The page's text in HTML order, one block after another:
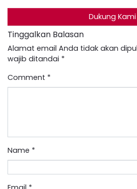
Dukung Kami
Tinggalkan Balasan
Alamat email Anda tidak akan
wajib ditandai *
Comment *
Name *